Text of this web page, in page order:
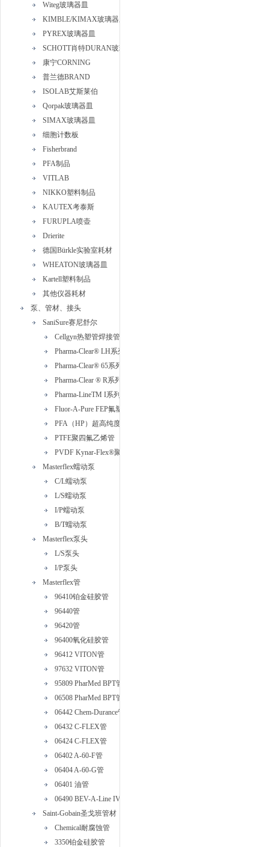
Witeg玻璃器皿
KIMBLE/KIMAX玻璃器皿
PYREX玻璃器皿
SCHOTT肖特DURAN玻璃器皿
康宁CORNING
普兰德BRAND
ISOLAB艾斯莱伯
Qorpak玻璃器皿
SIMAX玻璃器皿
细胞计数板
Fisherbrand
PFA制品
VITLAB
NIKKO塑料制品
KAUTEX考泰斯
FURUPLA喷壶
Drierite
德国Bürkle实验室耗材
WHEATON玻璃器皿
Kartell塑料制品
其他仪器耗材
泵、管材、接头
SaniSure赛尼舒尔
Cellgyn热塑管焊接管
Pharma-Clear® LH系列铂金硅胶管
Pharma-Clear® 65系列铂金硅胶管
Pharma-LineTM I系列热塑性硫化橡胶(TPV)管
Fluor-A-Pure FEP氟塑料管
PFA（HP）超高纯度PFA管
PTFE聚四氟乙烯管
PVDF Kynar-Flex®聚偏二氟乙烯管
Masterflex蠕动泵
C/L蠕动泵
L/S蠕动泵
I/P蠕动泵
B/T蠕动泵
Masterflex泵头
L/S泵头
I/P泵头
Masterflex管
96410铂金硅胶管
96440管
96420管
96400氧化硅胶管
96412 VITON管
97632 VITON管
95809 PharMed BPT管
06508 PharMed BPT管
06442 Chem-Durance管
06432 C-FLEX管
06424 C-FLEX管
06402 A-60-F管
06404 A-60-G管
06401 油管
06490 BEV-A-Line IV管
Saint-Gobain圣戈班管材
Chemical耐腐蚀管
3350铂金硅胶管